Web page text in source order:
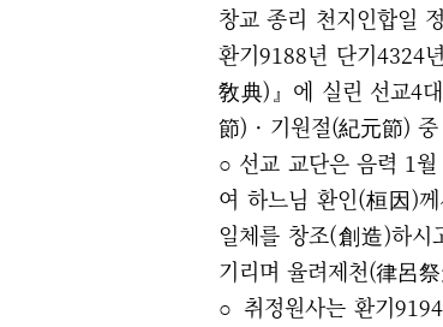
창교 종리 천지인합일
환기9188년 단기4324
敎典)』에 실린 선교4
節) · 기원절(紀元節)
○ 선교 교단은 음력 1
여 하느님 환인(桓因)
일체를 창조(創造)하
기리며 율려제천(律呂
○ 취정원사는 환기